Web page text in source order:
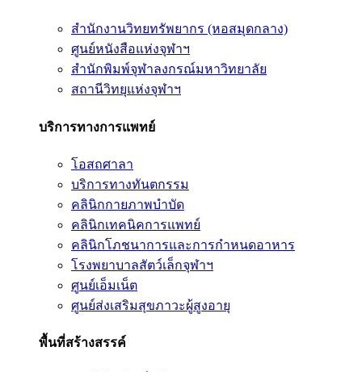
สำนักงานวิทยทรัพยากร (หอสมุดกลาง)
ศูนย์หนังสือแห่งจุฬาฯ
สำนักพิมพ์จุฬาลงกรณ์มหาวิทยาลัย
สถานีวิทยุแห่งจุฬาฯ
บริการทางการแพทย์
โอสถศาลา
บริการทางทันตกรรม
คลินิกกายภาพบำบัด
คลินิกเทคนิคการแพทย์
คลินิกโภชนาการและการกำหนดอาหาร
โรงพยาบาลสัตว์เล็กจุฬาฯ
ศูนย์เอ็มเน็ต
ศูนย์ส่งเสริมสุขภาวะผู้สูงอายุ
พื้นที่สร้างสรรค์